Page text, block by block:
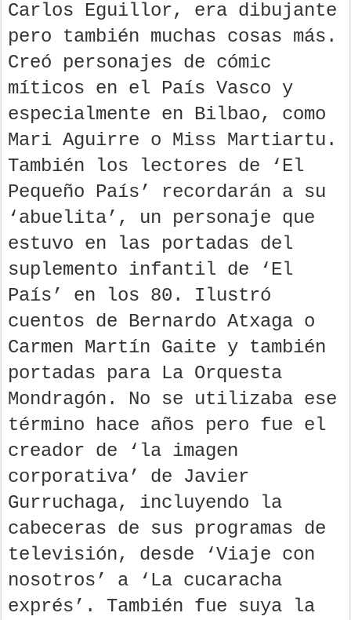
Carlos Eguillor, era dibujante
pero también muchas cosas más.
Creó personajes de cómic
míticos en el País Vasco y
especialmente en Bilbao, como
Mari Aguirre o Miss Martiartu.
También los lectores de ‘El
Pequeño País’ recordarán a su
‘abuelita’, un personaje que
estuvo en las portadas del
suplemento infantil de ‘El
País’ en los 80. Ilustró
cuentos de Bernardo Atxaga o
Carmen Martín Gaite y también
portadas para La Orquesta
Mondragón. No se utilizaba ese
término hace años pero fue el
creador de ‘la imagen
corporativa’ de Javier
Gurruchaga, incluyendo la
cabeceras de sus programas de
televisión, desde ‘Viaje con
nosotros’ a ‘La cucaracha
exprés’. También fue suya la